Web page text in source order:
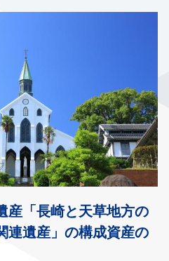
産「長崎と天草地方の
連遺産」の構成資産の